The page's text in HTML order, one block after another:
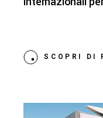
SCOPRI DI